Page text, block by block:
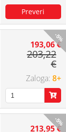
-5%
193,06 €
203,22
€
8+
-5%
213,95 €